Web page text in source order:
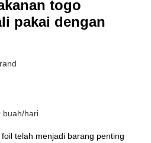
togo
pakai dengan
buah/hari
telah menjadi barang penting